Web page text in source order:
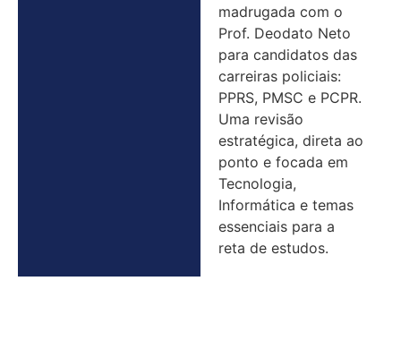
madrugada com o
Prof. Deodato Neto
para candidatos das
carreiras policiais:
PPRS, PMSC e PCPR.
Uma revisão
estratégica, direta ao
ponto e focada em
Tecnologia,
Informática e temas
essenciais para a
reta de estudos.